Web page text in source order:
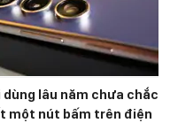
dùng lâu năm chưa chắc
một nút bấm trên điện